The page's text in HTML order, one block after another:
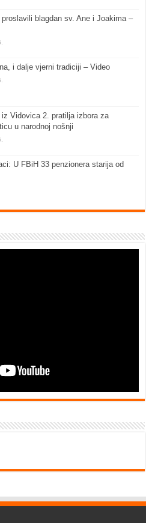
blagdan sv. Ane i Joakima –
i dalje vjerni tradiciji – Video
iz Vidovica 2. pratilja izbora za
u narodnoj nošnji
U FBiH 33 penzionera starija od